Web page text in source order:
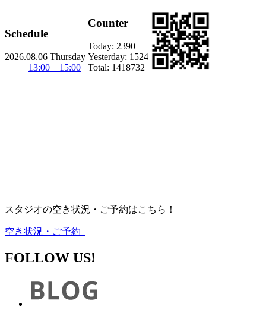
Schedule
2026.08.06 Thursday
13:00 15:00
Counter
Today: 2390
Yesterday: 1524
Total: 1418732
スタジオの空き状況・ご予約はこちら！
空き状況・ご予約
FOLLOW US!